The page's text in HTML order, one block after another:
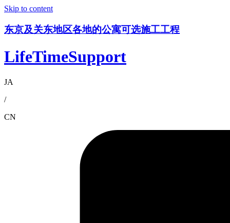
Skip to content
东京及关东地区各地的公寓可选施工工程
LifeTimeSupport
JA
/
CN